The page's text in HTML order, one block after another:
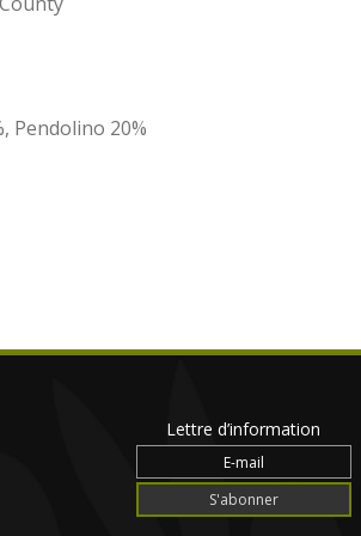
Pendolino 20%
Lettre d’information